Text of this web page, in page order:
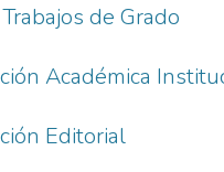
de Grado
Académica
Editorial